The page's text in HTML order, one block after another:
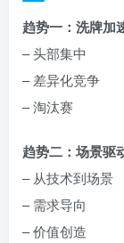
趋势一：洗牌加
– 头部集中
– 差异化竞争
– 淘汰赛
趋势二：场景驱
– 从技术到场景
– 需求导向
– 价值创造